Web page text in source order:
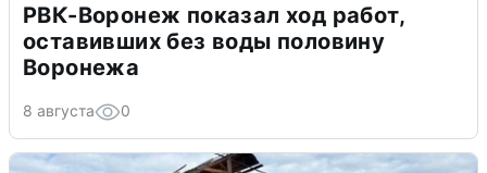
РВК-Воронеж показал ход работ,
оставивших без воды половину
Воронежа
8 августа 0